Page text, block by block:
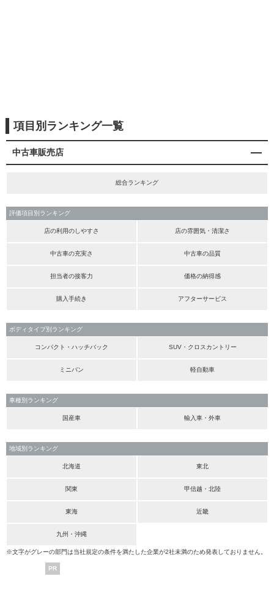
項目別ランキング一覧
中古車販売店
総合ランキング
評価項目別ランキング
店の利用のしやすさ 店の雰囲気・清潔さ
中古車の充実さ 中古車の品質
担当者の接客力 価格の納得感
購入手続き アフターサービス
ボディタイプ別ランキング
コンパクト・ハッチバック SUV・クロスカントリー
ミニバン 軽自動車
車種別ランキング
国産車 輸入車・外車
地域別ランキング
北海道 東北
関東 甲信越・北陸
東海 近畿
九州・沖縄
※文字がグレーの部門は当社規定の条件を満たした企業が2社未満のため発表しておりません。
PR